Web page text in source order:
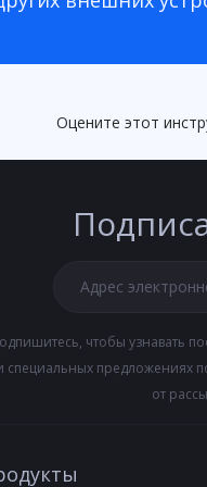
Оцените этот
чтобы узнавать
специальных предложениях
от